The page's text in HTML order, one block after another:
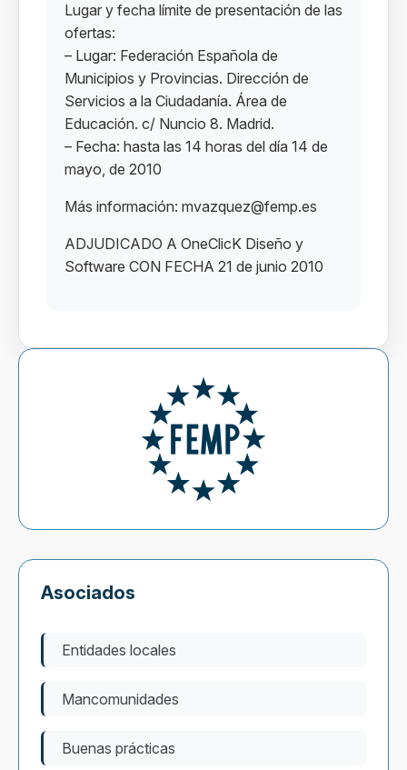
Lugar y fecha límite de presentación de las
ofertas:
– Lugar: Federación Española de
Municipios y Provincias. Dirección de
Servicios a la Ciudadanía. Área de
Educación. c/ Nuncio 8. Madrid.
– Fecha: hasta las 14 horas del día 14 de
mayo, de 2010
Más información: mvazquez@femp.es
ADJUDICADO A OneClicK Diseño y
Software CON FECHA 21 de junio 2010
Asociados
Entidades locales
Mancomunidades
Buenas prácticas